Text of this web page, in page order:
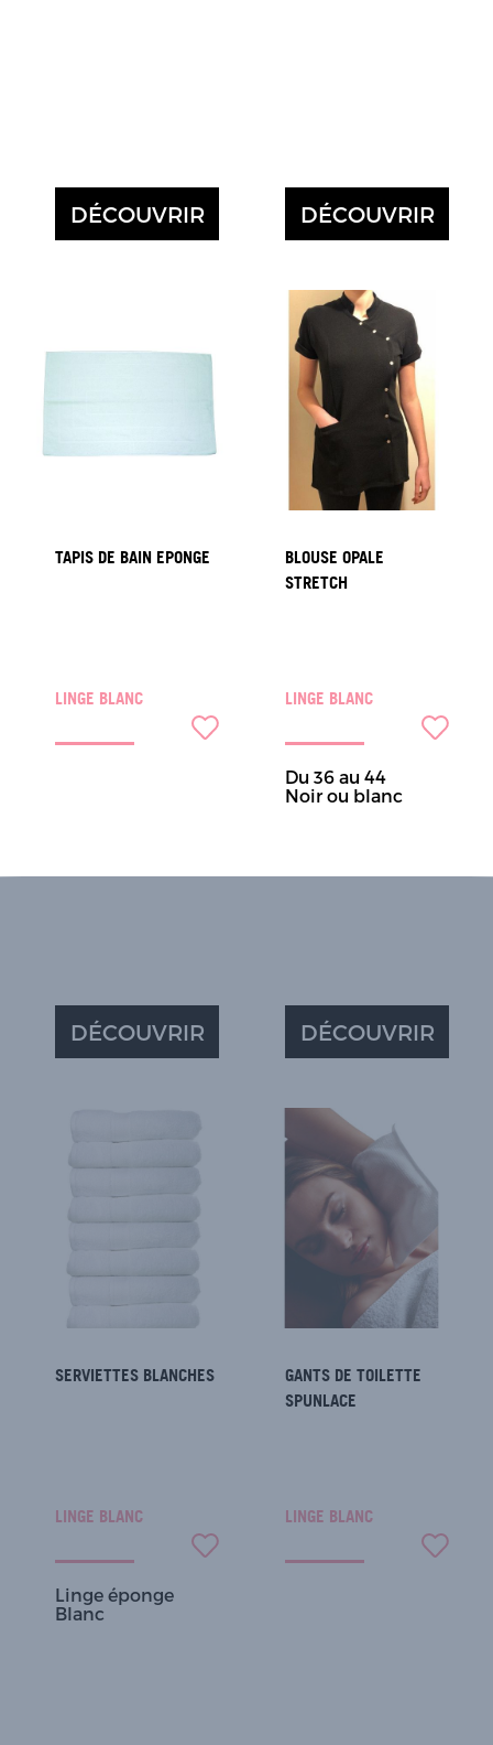
DÉCOUVRIR DÉCOUVRIR
TAPIS DE BAIN EPONGE
LINGE BLANC
DÉCOUVRIR
BLOUSE OPALE
STRETCH
LINGE BLANC
Du 36 au 44
Noir ou blanc
DÉCOUVRIR
SERVIETTES BLANCHES
LINGE BLANC
Linge éponge
Blanc
GANTS DE TOILETTE
SPUNLACE
LINGE BLANC